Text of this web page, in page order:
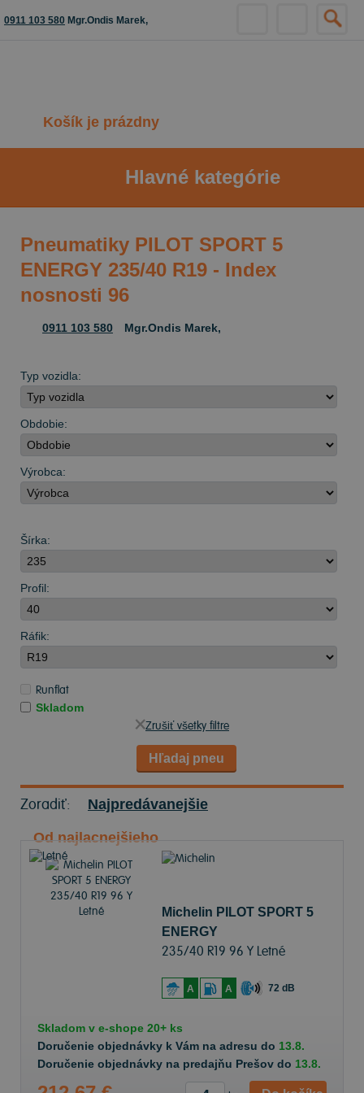
0911 103 580 Mgr.Ondis Marek,
Košík je prázdny
Hlavné kategórie
Pneumatiky PILOT SPORT 5
ENERGY 235/40 R19 - Index
nosnosti 96
0911 103 580 Mgr.Ondis Marek,
Typ vozidla:
Obdobie:
Výrobca:
Šírka:
Profil:
Ráfik:
Runflat
Skladom
Zrušiť všetky filtre
Hľadaj pneu
Zoradiť: Najpredávanejšie
Od najlacnejšieho
Michelin PILOT SPORT 5
ENERGY
235/40 R19 96 Y Letné
A A 72 dB
Skladom v e-shope 20+ ks
Doručenie objednávky k Vám na adresu do 13.8.
Doručenie objednávky na predajňu Prešov do 13.8.